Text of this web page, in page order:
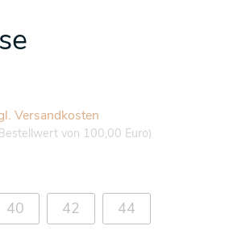
Versandkosten
von 100,00 Euro)
40 42 44